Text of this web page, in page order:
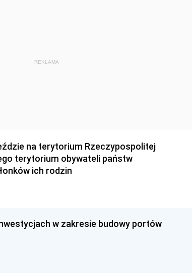
REKLAMA
na terytorium Rzeczypospolitej
terytorium obywateli państw
ich rodzin
w zakresie budowy portów